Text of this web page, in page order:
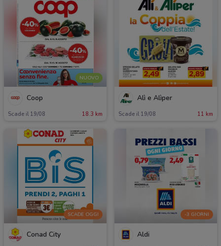
NUOVO
Coop
Scade il 19/08 18.3 km
Alì e Alìper
Scade il 19/08 11 km
SCADE OGGI
Conad City
-3 GIORNI
Aldi